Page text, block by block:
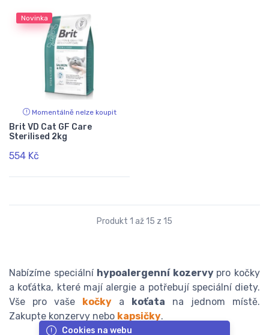
Novinka
Momentálně nelze koupit
Brit VD Cat GF Care
Sterilised 2kg
554 Kč
Produkt 1 až 15 z 15
Nabízíme speciální hypoalergenní kozervy pro kočky
a koťátka, které mají alergie a potřebují speciální diety.
Vše pro vaše kočky a koťata na jednom místě.
Zakupte konzervy nebo kapsičky.
Cookies na webu